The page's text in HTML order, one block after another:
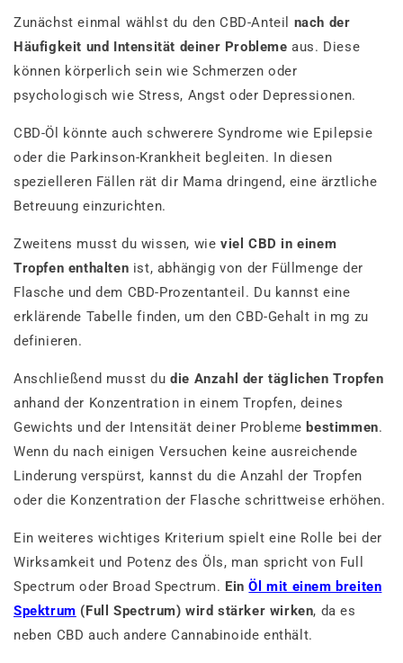
Zunächst einmal wählst du den CBD-Anteil
nach der
Häufigkeit und Intensität deiner Probleme aus. Diese
können körperlich sein wie Schmerzen oder
psychologisch wie Stress, Angst oder Depressionen.
CBD-Öl könnte auch schwerere Syndrome wie Epilepsie
oder die Parkinson-Krankheit begleiten. In diesen
spezielleren Fällen rät dir Mama dringend, eine ärztliche
Betreuung einzurichten.
Zweitens musst du wissen, wie viel CBD in einem
Tropfen enthalten ist, abhängig von der Füllmenge der
Flasche und dem CBD-Prozentanteil. Du kannst eine
erklärende Tabelle finden, um den CBD-Gehalt in mg zu
definieren.
Anschließend musst du die Anzahl der täglichen Tropfen
anhand der Konzentration in einem Tropfen, deines
Gewichts und der Intensität deiner Probleme bestimmen.
Wenn du nach einigen Versuchen keine ausreichende
Linderung verspürst, kannst du die Anzahl der Tropfen
oder die Konzentration der Flasche schrittweise erhöhen.
Ein weiteres wichtiges Kriterium spielt eine Rolle bei der
Wirksamkeit und Potenz des Öls, man spricht von Full
Spectrum oder Broad Spectrum. EinÖl mit einem breiten
Spektrum (Full Spectrum) wird stärker wirken, da es
neben CBD auch andere Cannabinoide enthält.